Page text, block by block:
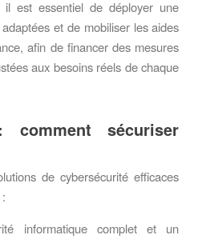
il est essentiel de déployer une
et de mobiliser les aides
afin de financer des mesures
aux besoins réels de chaque
comment sécuriser
de cybersécurité efficaces
informatique complet et un